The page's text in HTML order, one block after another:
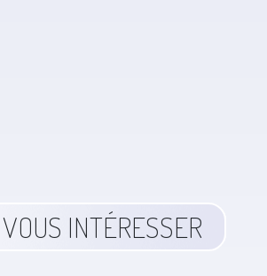
INTÉRESSER